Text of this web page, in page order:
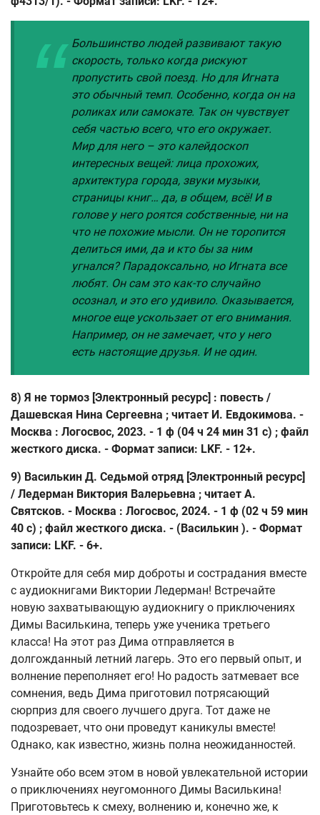
Большинство людей развивают такую
скорость, только когда рискуют
пропустить свой поезд. Но для Игната
это обычный темп. Особенно, когда он на
роликах или самокате. Так он чувствует
себя частью всего, что его окружает.
Мир для него – это калейдоскоп
интересных вещей: лица прохожих,
архитектура города, звуки музыки,
страницы книг… да, в общем, всё! И в
голове у него роятся собственные, ни на
что не похожие мысли. Он не торопится
делиться ими, да и кто бы за ним
угнался? Парадоксально, но Игната все
любят. Он сам это как-то случайно
осознал, и это его удивило. Оказывается,
многое еще ускользает от его внимания.
Например, он не замечает, что у него
есть настоящие друзья. И не один.
8) Я не тормоз [Электронный ресурс] : повесть /
Дашевская Нина Сергеевна ; читает И. Евдокимова. -
Москва : Логосвос, 2023. - 1 ф (04 ч 24 мин 31 с) ; файл
жесткого диска. - Формат записи: LKF. - 12+.
9) Василькин Д. Седьмой отряд [Электронный ресурс]
/ Ледерман Виктория Валерьевна ; читает А.
Святсков. - Москва : Логосвос, 2024. - 1 ф (02 ч 59 мин
40 с) ; файл жесткого диска. - (Василькин ). - Формат
записи: LKF. - 6+.
Откройте для себя мир доброты и сострадания вместе
с аудиокнигами Виктории Ледерман! Встречайте
новую захватывающую аудиокнигу о приключениях
Димы Василькина, теперь уже ученика третьего
класса! На этот раз Дима отправляется в
долгожданный летний лагерь. Это его первый опыт, и
волнение переполняет его! Но радость затмевает все
сомнения, ведь Дима приготовил потрясающий
сюрприз для своего лучшего друга. Тот даже не
подозревает, что они проведут каникулы вместе!
Однако, как известно, жизнь полна неожиданностей.
Узнайте обо всем этом в новой увлекательной истории
о приключениях неугомонного Димы Василькина!
Приготовьтесь к смеху, волнению и, конечно же, к